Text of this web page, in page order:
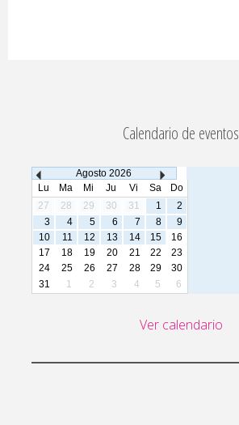
Calendario de eventos
Agosto 2026
Lu
Ma Mi Ju Vi Sa
Do
27
28 29 30 31 1
2
3
4 5 6 7 8
9
10
11 12 13 14 15
16
17
18 19 20 21 22
23
24
25 26 27 28 29
30
31
1 2 3 4 5 6
Ver calendario